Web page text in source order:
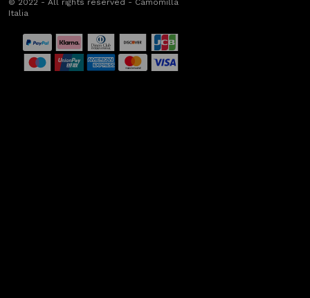
© 2022 - All rights reserved - Camomilla
Italia